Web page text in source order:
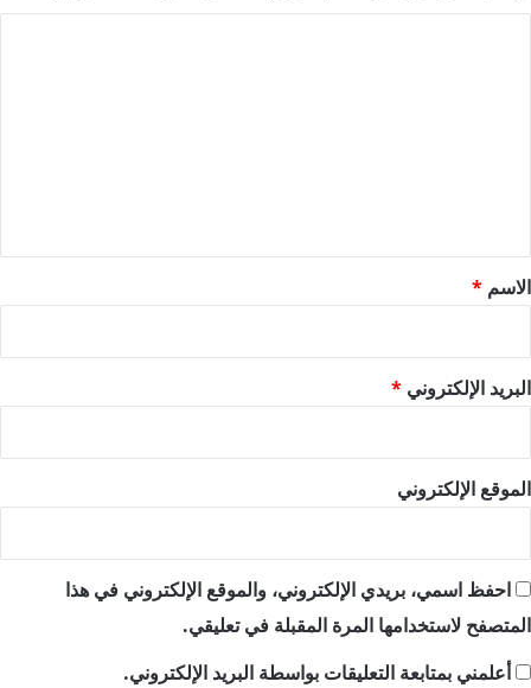
*
الاسم *
البريد الإلكتروني *
الموقع الإلكتروني
احفظ اسمي، بريدي الإلكتروني، والموقع الإلكتروني في هذا
المتصفح لاستخدامها المرة المقبلة في تعليقي.
أعلمني بمتابعة التعليقات بواسطة البريد الإلكتروني.